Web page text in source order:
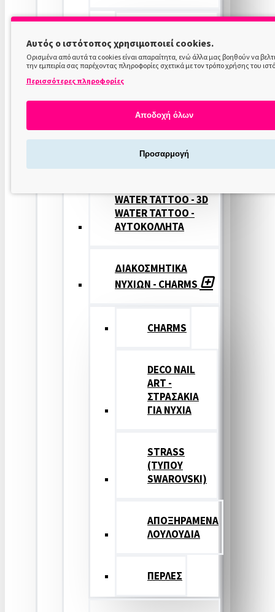
COLOR
ΝΥΧΙΩΝ
ΣΦΡΑΓΙΔΕΣ
ΝΥΧΙΩΝ
WATER TATTOO - 3D
WATER TATTOO -
ΑΥΤΟΚΟΛΛΗΤΑ
ΔΙΑΚΟΣΜΗΤΙΚΑ
ΝΥΧΙΩΝ - CHARMS
CHARMS
DECO NAIL
ART -
ΣΤΡΑΣΑΚΙΑ
ΓΙΑ ΝΥΧΙΑ
STRASS
(ΤΥΠΟΥ
SWAROVSKI)
ΑΠΟΞΗΡΑΜΕΝΑ
ΛΟΥΛΟΥΔΙΑ
ΠΕΡΛΕΣ
Αυτός ο ιστότοπος χρησιμοποιεί cookies.
Ορισμένα από αυτά τα cookies είναι απαραίτητα, ενώ άλλα μας βοηθούν να
την εμπειρία σας παρέχοντας πληροφορίες σχετικά με τον τρόπο χρήσης του
Περισσότερες πληροφορίες
Αποδοχή όλων
Προσαρμογή